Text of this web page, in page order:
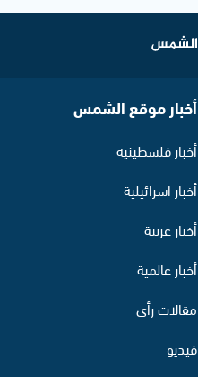
أخبار موقع الشمس
أخبار فلسطينية
أخبار اسرائيلية
أخبار عربية
أخبار عالمية
مقالات رأي
فيديو